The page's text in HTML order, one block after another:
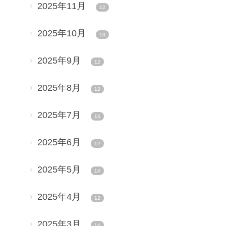
2025年11月 12
2025年10月 13
2025年9月 12
2025年8月 12
2025年7月 14
2025年6月 12
2025年5月 14
2025年4月 12
2025年3月